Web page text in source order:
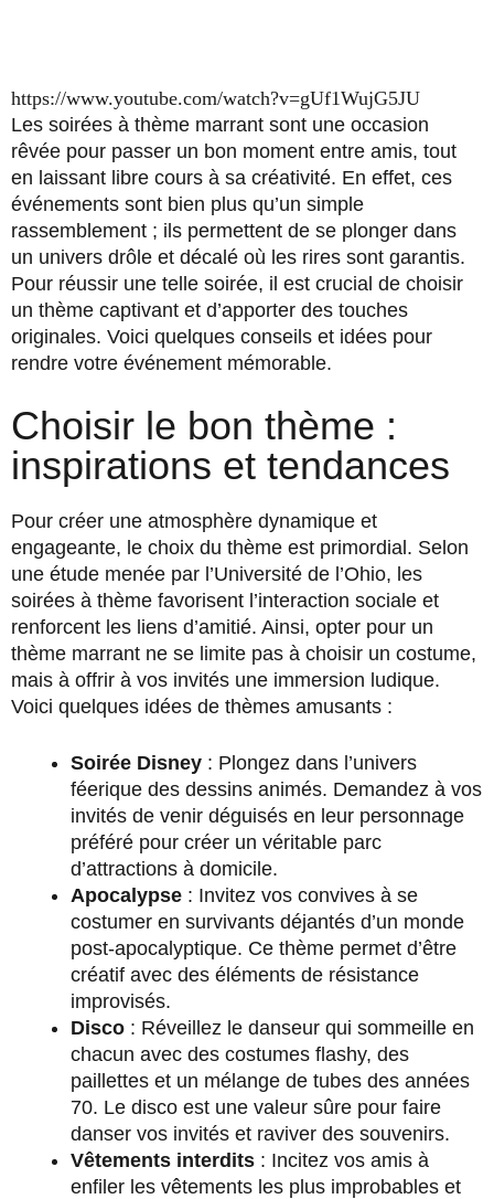
https://www.youtube.com/watch?v=gUf1WujG5JU
Les soirées à thème marrant sont une occasion
rêvée pour passer un bon moment entre amis, tout
en laissant libre cours à sa créativité. En effet, ces
événements sont bien plus qu’un simple
rassemblement ; ils permettent de se plonger dans
un univers drôle et décalé où les rires sont garantis.
Pour réussir une telle soirée, il est crucial de choisir
un thème captivant et d’apporter des touches
originales. Voici quelques conseils et idées pour
rendre votre événement mémorable.
Choisir le bon thème :
inspirations et tendances
Pour créer une atmosphère dynamique et
engageante, le choix du thème est primordial. Selon
une étude menée par l’Université de l’Ohio, les
soirées à thème favorisent l’interaction sociale et
renforcent les liens d’amitié. Ainsi, opter pour un
thème marrant ne se limite pas à choisir un costume,
mais à offrir à vos invités une immersion ludique.
Voici quelques idées de thèmes amusants :
Soirée Disney : Plongez dans l’univers
féerique des dessins animés. Demandez à vos
invités de venir déguisés en leur personnage
préféré pour créer un véritable parc
d’attractions à domicile.
Apocalypse : Invitez vos convives à se
costumer en survivants déjantés d’un monde
post-apocalyptique. Ce thème permet d’être
créatif avec des éléments de résistance
improvisés.
Disco : Réveillez le danseur qui sommeille en
chacun avec des costumes flashy, des
paillettes et un mélange de tubes des années
70. Le disco est une valeur sûre pour faire
danser vos invités et raviver des souvenirs.
Vêtements interdits : Incitez vos amis à
enfiler les vêtements les plus improbables et